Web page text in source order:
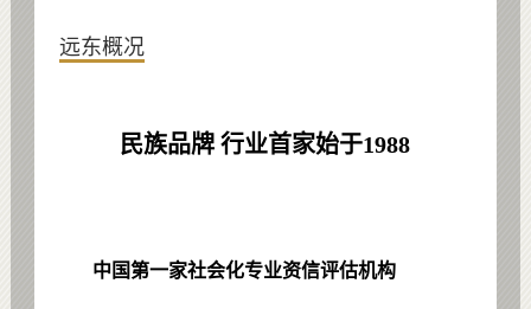
远东概况
民族品牌 行业首家始于1988
中国第一家社会化专业资信评估机构